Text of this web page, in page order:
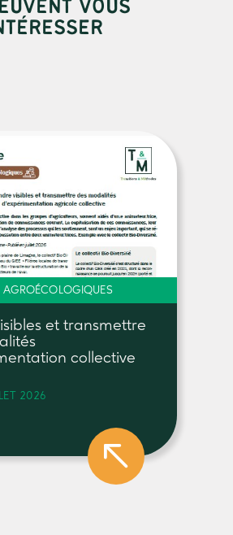
VOUS
AGROÉCOLOGIQUES
et transmettre
collective
2026